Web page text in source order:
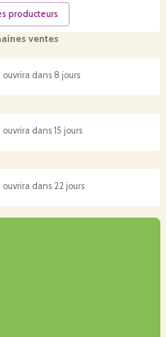
ventes
dans 8 jours
dans 15 jours
dans 22 jours
producteurs